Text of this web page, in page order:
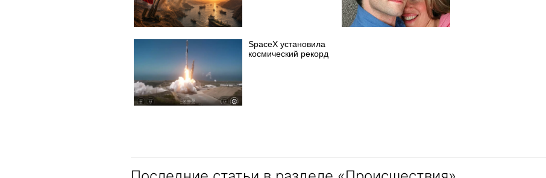
SpaceX установила
космический рекорд